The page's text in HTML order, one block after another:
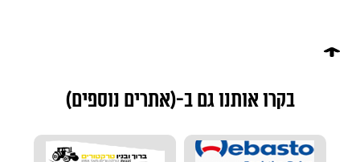
בקרו אותנו גם ב-(אתרים נוספים)